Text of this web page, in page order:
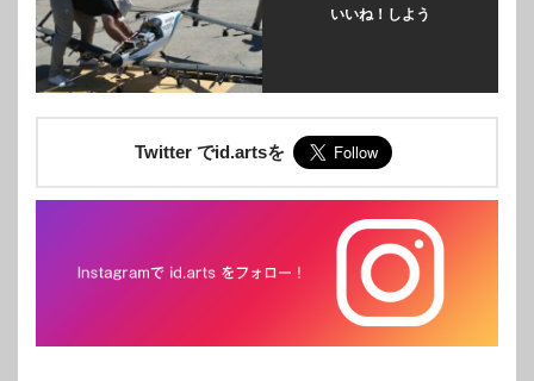
いいね！しよう
Twitter でid.artsを